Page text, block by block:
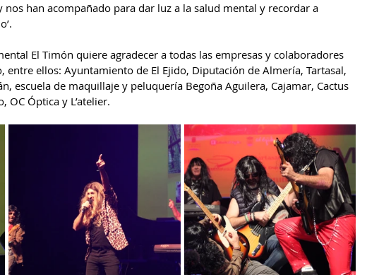
nos han acompañado para dar luz a la salud mental y recordar a
El Timón quiere agradecer a todas las empresas y colaboradores
entre ellos: Ayuntamiento de El Ejido, Diputación de Almería, Tartasal,
escuela de maquillaje y peluquería Begoña Aguilera, Cajamar, Cactus
OC Óptica y L’atelier.